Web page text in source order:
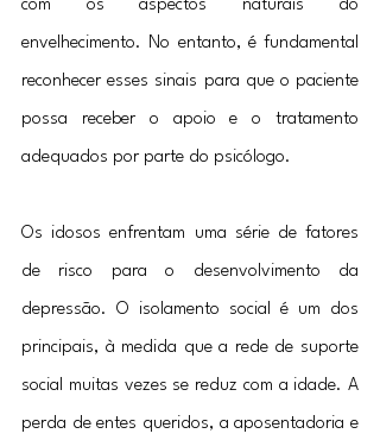
com os aspectos naturais do
envelhecimento. No entanto, é fundamental
reconhecer esses sinais para que o paciente
possa receber o apoio e o tratamento
adequados por parte do psicólogo.
Os idosos enfrentam uma série de fatores
de risco para o desenvolvimento da
depressão. O isolamento social é um dos
principais, à medida que a rede de suporte
social muitas vezes se reduz com a idade. A
perda de entes queridos, a aposentadoria e